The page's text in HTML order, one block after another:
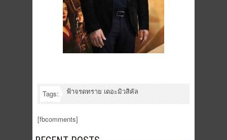
Tags: ฟ้าจรดทราย เดอะมิวสิคัล
[fbcomments]